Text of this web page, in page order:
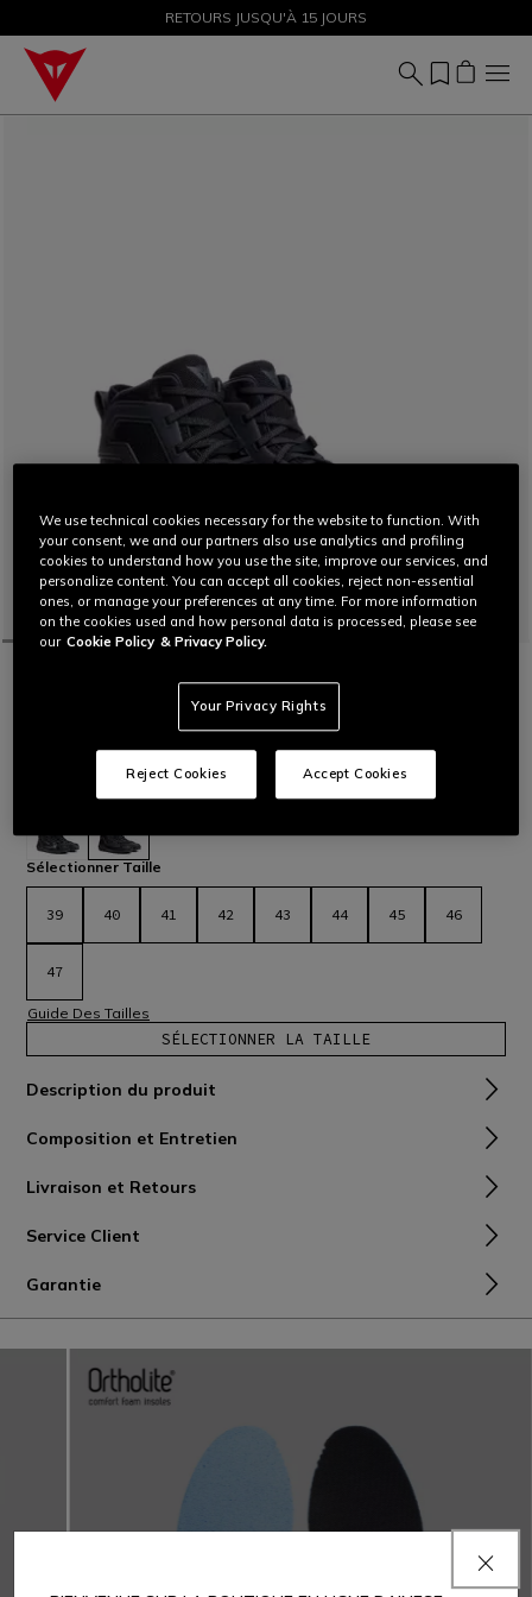
SOLDES JUSQU'À-50 % – ACHETEZ MAINTENANT
RETOURS JUSQU'À 15 JOURS
URBACTIVE GORE-TEX® SHOES
Chaussures de moto imperméables et respirantes avec
membrane Gore-Tex® Extended et semelles Groundtrax®.
sélectionné
Sélectionner Taille
39 40 41 42 43 44 45 46
47
Guide Des Tailles
SÉLECTIONNER LA TAILLE
Description du produit
Composition et Entretien
Livraison et Retours
Service Client
Garantie
We use technical cookies necessary for the website to function. With
your consent, we and our partners also use analytics and profiling
cookies to understand how you use the site, improve our services, and
personalize content. You can accept all cookies, reject non-essential
ones, or manage your preferences at any time. For more information
on the cookies used and how personal data is processed, please see
our Cookie Policy & Privacy Policy.
Your Privacy Rights
Reject Cookies Accept Cookies